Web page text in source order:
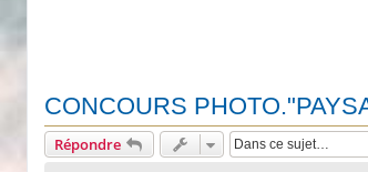
CONCOURS
Répondre